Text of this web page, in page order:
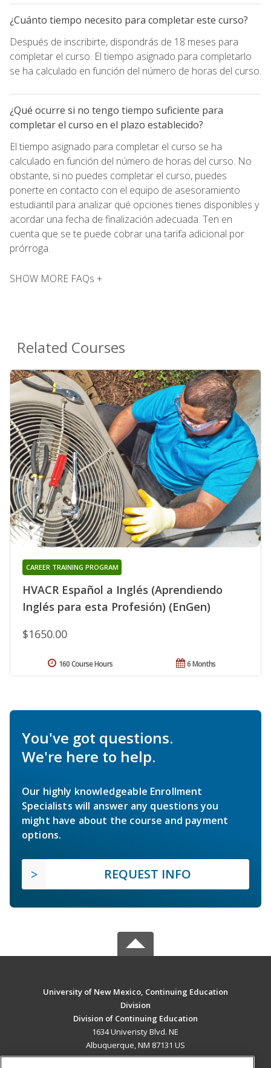
¿Cuánto tiempo necesito para completar este curso?
Después de inscribirte, dispondrás de 18 meses para
completar el curso. El tiempo asignado para completarlo
se ha calculado en función del número de horas del curso.
¿Qué ocurre si no tengo tiempo suficiente para
completar el curso en el plazo establecido?
El tiempo asignado para completar el curso se ha
calculado en función del número de horas del curso. No
obstante, si no puedes completar el curso, puedes
ponerte en contacto con el equipo de asesoramiento
estudiantil para analizar qué opciones tienes disponibles y
acordar una fecha de finalización adecuada. Ten en
cuenta que se te puede cobrar una tarifa adicional por
prórroga.
SHOW MORE FAQs +
Related Courses
HVACR Español a Inglés (Aprendiendo
Inglés para esta Profesión) (EnGen)
CAREER TRAINING PROGRAM
$1650.00
6 Months
160 Course Hours
You've got questions.
We're here to help.
Our highly knowledgeable Enrollment
Specialists will answer any questions you
might have about the course and payment
options.
REQUEST INFO
University of New Mexico, Continuing Education
Division
Division of Continuing Education
1634 Univeristy Blvd. NE
Albuquerque, NM 87131 US